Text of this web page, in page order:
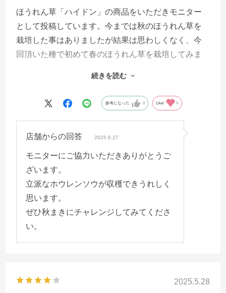
ほうれん草「ハイドン」の商品をいただきモニター
として投稿しています。今までは秋のほうれん草を
栽培した事はありましたが結果は思わしくなく、今
回頂いた種で初めて春のほうれん草を栽培してみま
ほぼ全て発芽し順調に生育しました。家族からはこ
んなに立派なほうれん草初めてだね…、と喜ばれま
した。秋まきも出来る様ですので、今年は秋まきに
した。
続きを読む
参考になった 0 Like! 0
店舗からの回答 2025.6.27
モニターにご協力いただきありがとうご
ざいます。
立派なホウレンソウが収穫できうれしく
思います。
ぜひ秋まきにチャレンジしてみてくださ
い。
2025.5.28